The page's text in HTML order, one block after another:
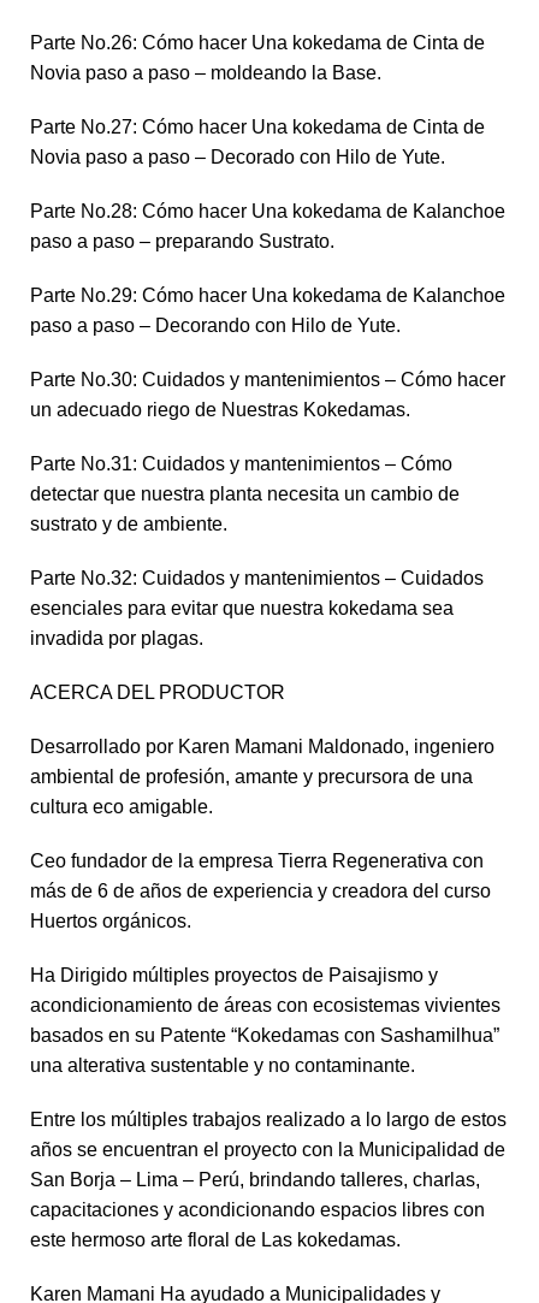
Parte No.26: Cómo hacer Una kokedama de Cinta de
Novia paso a paso – moldeando la Base.
Parte No.27: Cómo hacer Una kokedama de Cinta de
Novia paso a paso – Decorado con Hilo de Yute.
Parte No.28: Cómo hacer Una kokedama de Kalanchoe
paso a paso – preparando Sustrato.
Parte No.29: Cómo hacer Una kokedama de Kalanchoe
paso a paso – Decorando con Hilo de Yute.
Parte No.30: Cuidados y mantenimientos – Cómo hacer
un adecuado riego de Nuestras Kokedamas.
Parte No.31: Cuidados y mantenimientos – Cómo
detectar que nuestra planta necesita un cambio de
sustrato y de ambiente.
Parte No.32: Cuidados y mantenimientos – Cuidados
esenciales para evitar que nuestra kokedama sea
invadida por plagas.
ACERCA DEL PRODUCTOR
Desarrollado por Karen Mamani Maldonado, ingeniero
ambiental de profesión, amante y precursora de una
cultura eco amigable.
Ceo fundador de la empresa Tierra Regenerativa con
más de 6 de años de experiencia y creadora del curso
Huertos orgánicos.
Ha Dirigido múltiples proyectos de Paisajismo y
acondicionamiento de áreas con ecosistemas vivientes
basados en su Patente “Kokedamas con Sashamilhua”
una alterativa sustentable y no contaminante.
Entre los múltiples trabajos realizado a lo largo de estos
años se encuentran el proyecto con la Municipalidad de
San Borja – Lima – Perú, brindando talleres, charlas,
capacitaciones y acondicionando espacios libres con
este hermoso arte floral de Las kokedamas.
Karen Mamani Ha ayudado a Municipalidades y